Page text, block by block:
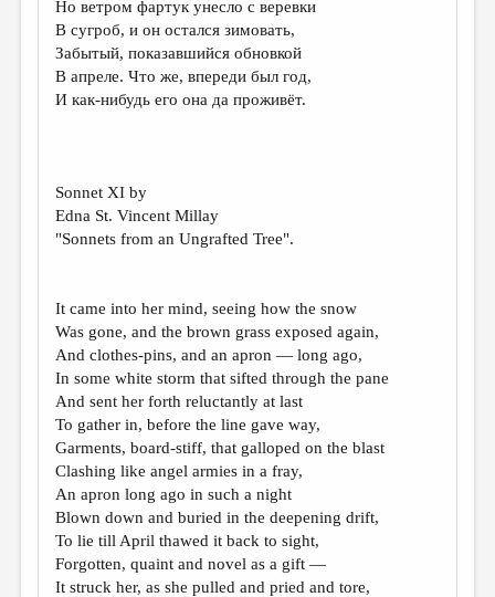
КОНКУРСЫ
ДЕТСКАЯ КОМНАТА
КНИЖНАЯ ПОЛКА
СТРАНИЦЫ ПАМЯТИ
ОБЪЯВЛЕНИЯ
РЕДКОЛЛЕГИЯ
ОТ РЕДАКЦИИ
МАЛАЯ ПРОЗА
ЭССЕИСТИКА
ЛИТЕРАТУРОВЕДЕНИЕ
КУЛЬТУРОВЕДЕНИЕ
ПУБЛИЦИСТИКА
РЕЦЕНЗИРОВАНИЕ
Но ветром фартук унесло с веревки
В сугроб, и он остался зимовать,
Забытый, показавшийся обновкой
В апреле. Что же, впереди был год,
И как-нибудь его она да проживёт.
Sonnet XI by
Edna St. Vincent Millay
"Sonnets from an Ungrafted Tree".
It came into her mind, seeing how the snow
Was gone, and the brown grass exposed again,
And clothes-pins, and an apron — long ago,
In some white storm that sifted through the pane
And sent her forth reluctantly at last
To gather in, before the line gave way,
Garments, board-stiff, that galloped on the blast
Clashing like angel armies in a fray,
An apron long ago in such a night
Blown down and buried in the deepening drift,
To lie till April thawed it back to sight,
Forgotten, quaint and novel as a gift —
It struck her, as she pulled and pried and tore,